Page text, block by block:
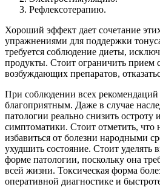
Рефлексотерапию.
Хороший эффект дает сочетание
упражнениями для поддержки
требуется соблюдение диеты,
продукты. Стоит ограничить
возбуждающих препаратов,
При соблюдении всех рекомендаций
благоприятным. Даже в случае
патологии реально снизить остроту
симптоматики. Стоит отметить, что
избавиться от болезни народными
ухудшить состояние. Стоит уделять
форме патологии, поскольку она
всей жизни. Токсическая форма
оперативной диагностике и